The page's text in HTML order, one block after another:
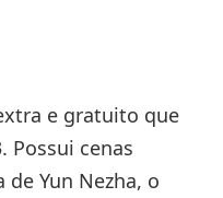
e gratuito que
Possui cenas
Yun Nezha, o